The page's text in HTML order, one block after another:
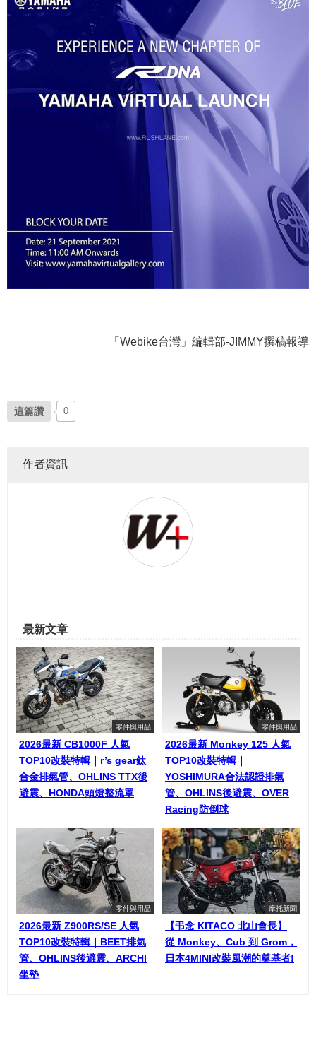
「Webike台灣」編輯部-JIMMY撰稿報導
這篇讚 0
作者資訊
最新文章
零件與用品
2026最新 CB1000F 人氣
TOP10改裝特輯｜r’s gear鈦
合金排氣管、OHLINS TTX後
避震、HONDA頭燈整流罩
零件與用品
2026最新 Monkey 125 人氣
TOP10改裝特輯｜
YOSHIMURA合法認證排氣
管、OHLINS後避震、OVER
Racing防倒球
零件與用品
2026最新 Z900RS/SE 人氣
TOP10改裝特輯｜BEET排氣
管、OHLINS後避震、ARCHI
坐墊
摩托新聞
【弔念 KITACO 北山會長】
從 Monkey、Cub 到 Grom，
日本4MINI改裝風潮的奠基者!